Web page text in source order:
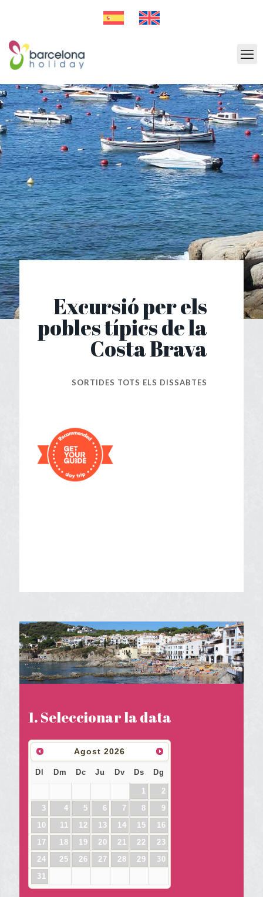
Excursió per els
pobles típics de la
Costa Brava
SORTIDES TOTS ELS DISSABTES
1. Seleccionar la data
Agost 2026
Dl Dm Dc Ju Dv Ds Dg
1
2
3
4 5 6 7 8
9
10
11 12 13 14 15
16
17
18 19 20 21 22
23
24
25 26 27 28 29
30
31